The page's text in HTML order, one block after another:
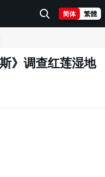
简体 繁體
》调查红莲湿地